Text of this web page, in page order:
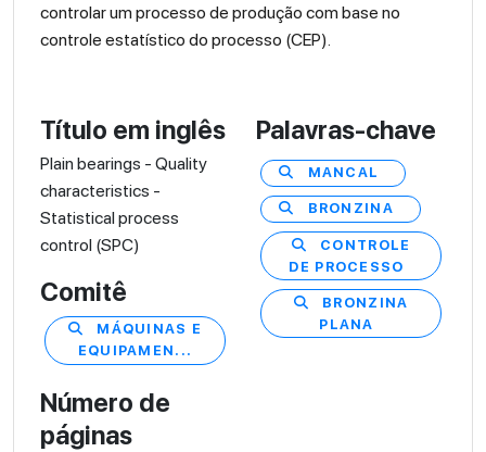
controlar um processo de produção com base no
controle estatístico do processo (CEP).
Título em inglês
Plain bearings - Quality
characteristics -
Statistical process
control (SPC)
Comitê
MÁQUINAS E
EQUIPAMEN...
Número de
páginas
Palavras-chave
MANCAL
BRONZINA
CONTROLE
DE PROCESSO
BRONZINA
PLANA